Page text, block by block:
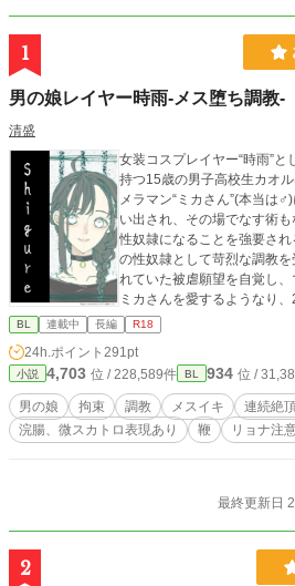
1
男の娘レイヤー時雨-メス堕ち調教-
清盛
女装コスプレイヤー“時雨”
持つ15歳の男子高校生カオ
メラマン“ミカさん”(本当は
い出され、その場でなす術も
性奴隷になることを強要される。 カオル＝時雨は、ミ
の性奴隷として苛烈な調教
れていた被虐願望を自覚し、
ミカさんを愛するようなり
く･･･ 基本的にガチめでハードなレイプ、調教の描写多めで
お送りしますが、最後は（頭
目指しております。 残酷なレイプ・調教表現が苦手な方は、
ご注意下さい。 この作品はノクターンノベルズにも投稿して
います 表紙イラストは、 Picrewの「無題のおんなのこ」で作
りました 時雨 https://picrew.me/share?cd=IlEBtSPelO ついで
に使わなかったけれど 夕立
BL 連載中 長編 R18
24h.ポイント 291pt
小説 4,703 位 / 228,589件 BL 934 位 /
男の娘 拘束 調教 メスイキ 連続絶
浣腸、微スカトロ表現あり
鞭 リョナ注
最終更新日
2